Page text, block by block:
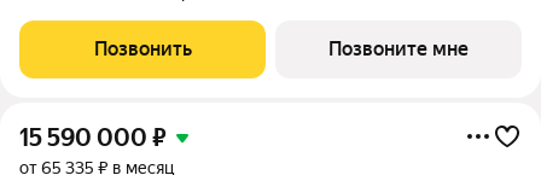
Позвонить Позвоните мне
15 590 000 ₽
от 65 335 ₽ в месяц